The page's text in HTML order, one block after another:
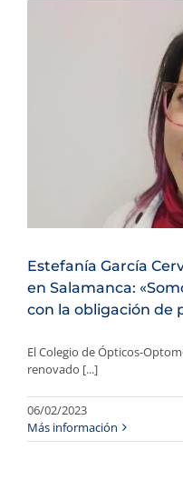
Estefanía García
en Salamanca:
con la obligación de
El Colegio de Ópticos-
renovado [...]
06/02/2023
Más información